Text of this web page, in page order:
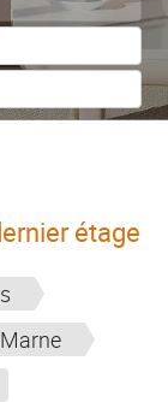
étage